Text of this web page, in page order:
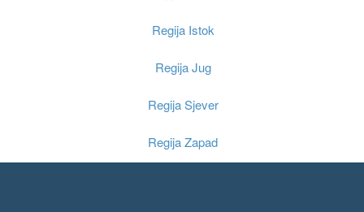
Regija Istok
Regija Jug
Regija Sjever
Regija Zapad